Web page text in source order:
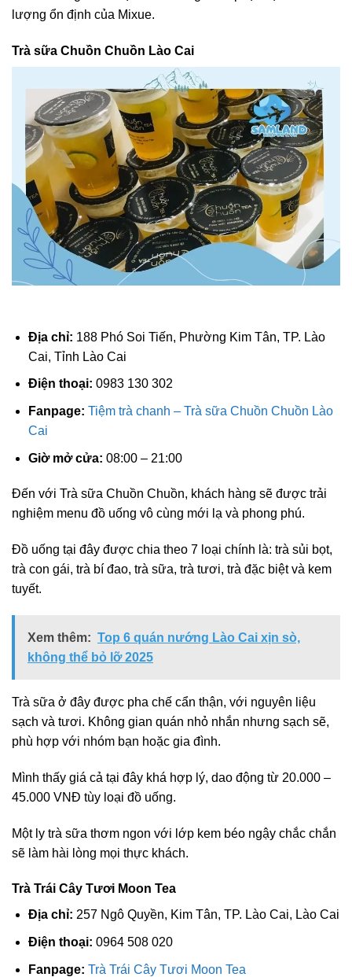
lượng ổn định của Mixue.
Trà sữa Chuồn Chuồn Lào Cai
Địa chỉ: 188 Phó Soi Tiến, Phường Kim Tân, TP. Lào
Cai, Tỉnh Lào Cai
Điện thoại: 0983 130 302
Fanpage: Tiệm trà chanh – Trà sữa Chuồn Chuồn Lào
Cai
Giờ mở cửa: 08:00 – 21:00
Đến với Trà sữa Chuồn Chuồn, khách hàng sẽ được trải
nghiệm menu đồ uống vô cùng mới lạ và phong phú.
Đồ uống tại đây được chia theo 7 loại chính là: trà sủi bọt,
trà con gái, trà bí đao, trà sữa, trà tươi, trà đặc biệt và kem
tuyết.
Xem thêm: Top 6 quán nướng Lào Cai xịn sò,
không thể bỏ lỡ 2025
Trà sữa ở đây được pha chế cẩn thận, với nguyên liệu
sạch và tươi. Không gian quán nhỏ nhắn nhưng sạch sẽ,
phù hợp với nhóm bạn hoặc gia đình.
Mình thấy giá cả tại đây khá hợp lý, dao động từ 20.000 –
45.000 VNĐ tùy loại đồ uống.
Một ly trà sữa thơm ngon với lớp kem béo ngậy chắc chắn
sẽ làm hài lòng mọi thực khách.
Trà Trái Cây Tươi Moon Tea
Địa chỉ: 257 Ngô Quyền, Kim Tân, TP. Lào Cai, Lào Cai
Điện thoại: 0964 508 020
Fanpage: Trà Trái Cây Tươi Moon Tea